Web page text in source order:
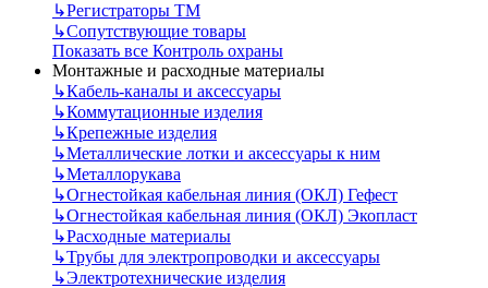
↳Регистраторы ТМ
↳Сопутствующие товары
Показать все Контроль охраны
Монтажные и расходные материалы
↳Кабель-каналы и аксессуары
↳Коммутационные изделия
↳Крепежные изделия
↳Металлические лотки и аксессуары к ним
↳Металлорукава
↳Огнестойкая кабельная линия (ОКЛ) Гефест
↳Огнестойкая кабельная линия (ОКЛ) Экопласт
↳Расходные материалы
↳Трубы для электропроводки и аксессуары
↳Электротехнические изделия